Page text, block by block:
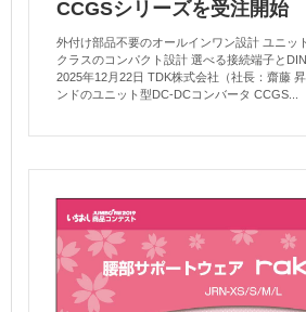
CCGSシリーズを受注開始
外付け部品不要のオールインワン設計 ユニッ
クラスのコンパクト設計 選べる接続端子と
2025年12月22日 TDK株式会社（社長：齋藤
ンドのユニット型DC-DCコンバータ CCGS...